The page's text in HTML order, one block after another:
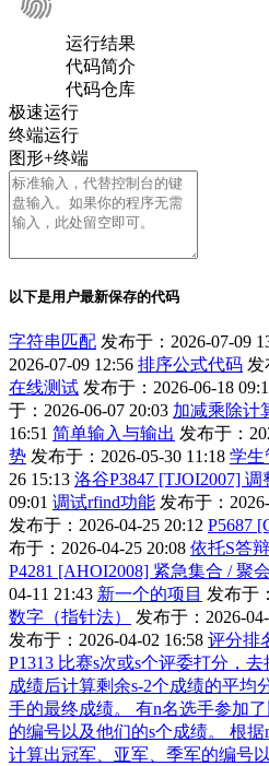
运行结果
代码简介
代码仓库
极速运行
终端运行
图形+终端
以下是用户最新保存的代码
字符串匹配 发布于：2026-07-09
2026-07-09 12:56 排序公式代码 发
在线测试 发布于：2026-06-18
于：2026-06-07 20:03 加减乘除计
16:51 简单输入与输出 发布于：
势 发布于：2026-05-30 11:18 学生
26 15:13 洛谷P3847 [TJOI2007] 调
09:01 调试rfind功能 发布于：
发布于：2026-04-25 20:12 P5687
布于：2026-04-25 20:08 依托S答辩
P4281 [AHOI2008] 紧急集合 / 聚
04-11 21:43 新一个的项目 发布于
数字（指针法）
发布于：2026-
发布于：2026-04-02 16:58 评分排
P1313 比赛s次或s个评委打分，
成绩后计算剩余s-2个成绩的平均
手的最终成绩。 有n名选手参加
的编号以及他们的s个成绩。 根
计算出冠军、亚军、季军的编号